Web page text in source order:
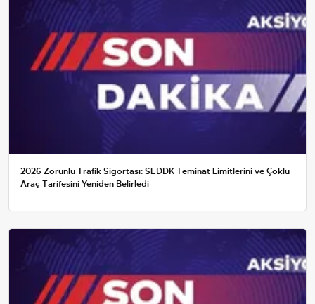
2026 Zorunlu Trafik Sigortası: SEDDK Teminat Limitlerini ve Çoklu
Araç Tarifesini Yeniden Belirledi